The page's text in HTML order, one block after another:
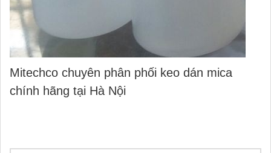
Mitechco chuyên phân phối keo dán mica
chính hãng tại Hà Nội